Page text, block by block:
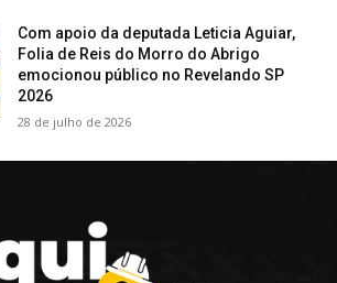
Com apoio da deputada Leticia Aguiar,
Folia de Reis do Morro do Abrigo
emocionou público no Revelando SP
2026
28 de julho de 2026